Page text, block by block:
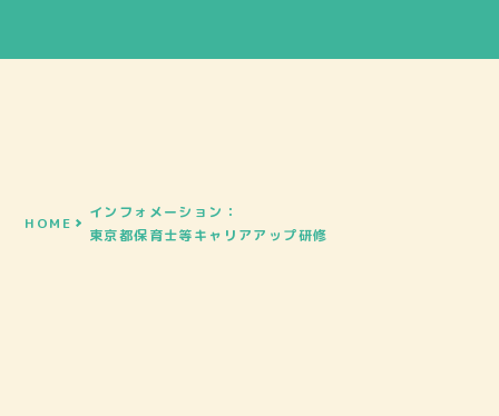
HOME
インフォメーション：
東京都保育士等キャリアアップ研修